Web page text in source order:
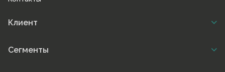
Клиент
Сегменты